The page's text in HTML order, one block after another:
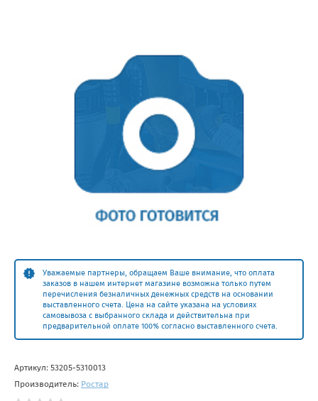
Уважаемые партнеры, обращаем Ваше внимание, что оплата
заказов в нашем интернет магазине возможна только путем
перечисления безналичных денежных средств на основании
выставленного счета. Цена на сайте указана на условиях
самовывоза с выбранного склада и действительна при
предварительной оплате 100% согласно выставленного счета.
Артикул: 53205-5310013
Производитель: Ростар